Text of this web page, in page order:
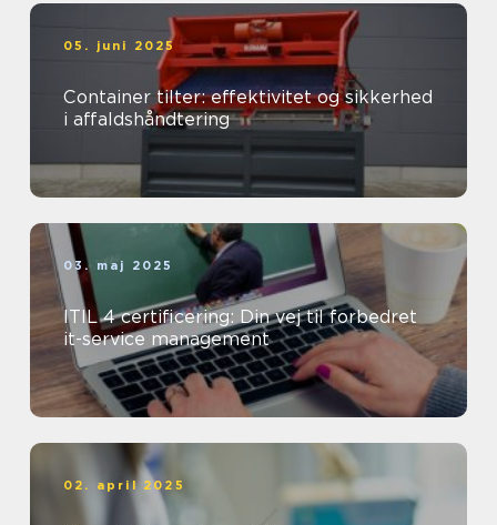
05. juni 2025
Container tilter: effektivitet og sikkerhed
i affaldshåndtering
03. maj 2025
ITIL 4 certificering: Din vej til forbedret
it-service management
02. april 2025